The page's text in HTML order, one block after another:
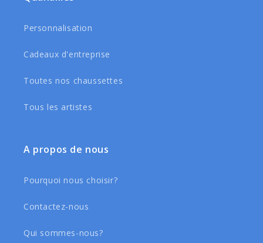
Personnalisation
Cadeaux d'entreprise
Toutes nos chaussettes
Tous les artistes
A propos de nous
Pourquoi nous choisir?
Contactez-nous
Qui sommes-nous?